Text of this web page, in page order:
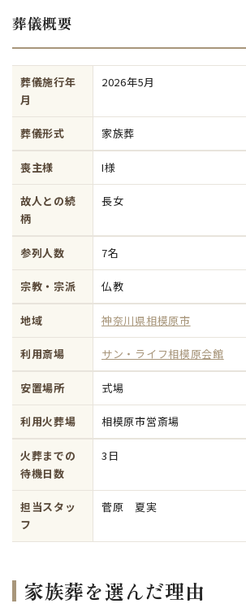
葬儀概要
葬儀施行年
月
2026年5月
葬儀形式 家族葬
喪主様 I様
故人との続
柄
長女
参列人数 7名
宗教・宗派 仏教
地域 神奈川県相模原市
利用斎場 サン・ライフ相模原会館
安置場所 式場
利用火葬場 相模原市営斎場
火葬までの
待機日数
3日
担当スタッ
フ
菅原 夏実
家族葬を選んだ理由